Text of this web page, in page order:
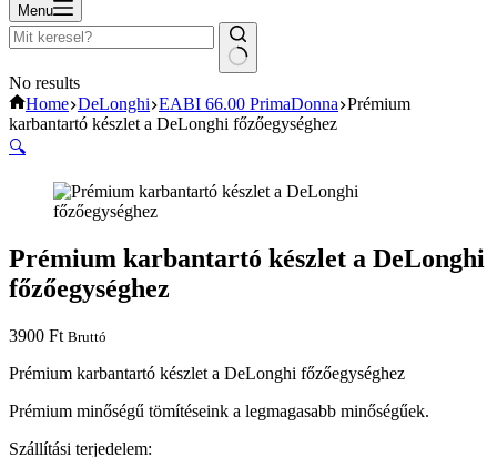
Menu
No results
Home DeLonghi EABI 66.00 PrimaDonna Prémium
karbantartó készlet a DeLonghi főzőegységhez
🔍
Prémium karbantartó készlet a DeLonghi
főzőegységhez
3900 Ft Bruttó
Prémium karbantartó készlet a DeLonghi főzőegységhez
Prémium minőségű tömítéseink a legmagasabb minőségűek.
Szállítási terjedelem: